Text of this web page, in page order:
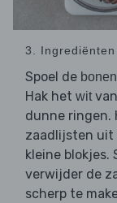
3.
Spoel de bonen
Hak het wit
dunne ringen.
zaadlijsten uit
kleine blokjes.
verwijder de
scherp te